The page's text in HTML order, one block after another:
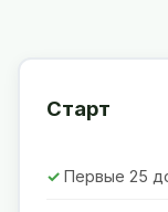
Старт
Первые 25